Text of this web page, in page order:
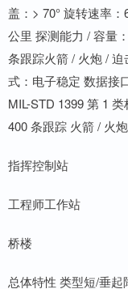
盖：> 70° 旋转速率
公里 探测能力 / 容量
条跟踪火箭 / 火炮 /
式：电子稳定 数据接
MIL-STD 1399 第 1
400 条跟踪 火箭 / 火
指挥控制站
工程师工作站
桥楼
总体特性 类型短/垂起